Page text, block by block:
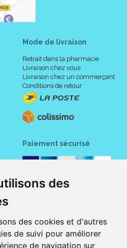
des
des cookies et d'autres
de suivi pour améliorer
de navigation sur
Mode de livraison
Retrait dans la pharmacie
Livraison chez vous
Livraison chez un commerçant
Conditions de retour
Paiement sécurisé
est une pharmacie française certifiée ISO
est le site internet de la pharmacie du centre